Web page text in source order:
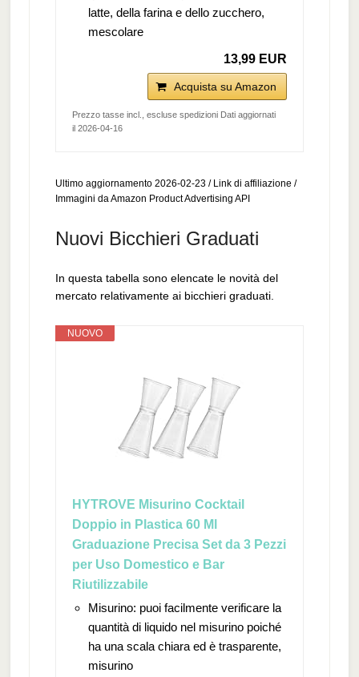
latte, della farina e dello zucchero,
mescolare
13,99 EUR
Acquista su Amazon
Prezzo tasse incl., escluse spedizioni Dati aggiornati
il 2026-04-16
Ultimo aggiornamento 2026-02-23 / Link di affiliazione /
Immagini da Amazon Product Advertising API
Nuovi Bicchieri Graduati
In questa tabella sono elencate le novità del
mercato relativamente ai bicchieri graduati.
NUOVO
HYTROVE Misurino Cocktail
Doppio in Plastica 60 Ml
Graduazione Precisa Set da 3 Pezzi
per Uso Domestico e Bar
Riutilizzabile
Misurino: puoi facilmente verificare la
quantità di liquido nel misurino poiché
ha una scala chiara ed è trasparente,
misurino